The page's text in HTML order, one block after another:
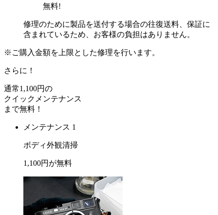
無料!
修理のために製品を送付する場合の往復送料、保証に
含まれているため、お客様の負担はありません。
※ご購入金額を上限とした修理を行います。
さらに！
通常1,100円の
クイックメンテナンス
まで無料 ！
メンテナンス 1
ボディ外観清掃
1,100円が無料